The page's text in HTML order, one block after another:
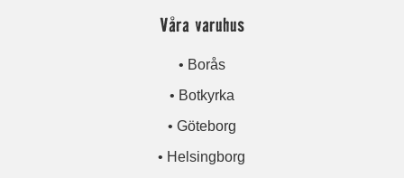
Våra varuhus
• Borås
• Botkyrka
• Göteborg
• Helsingborg